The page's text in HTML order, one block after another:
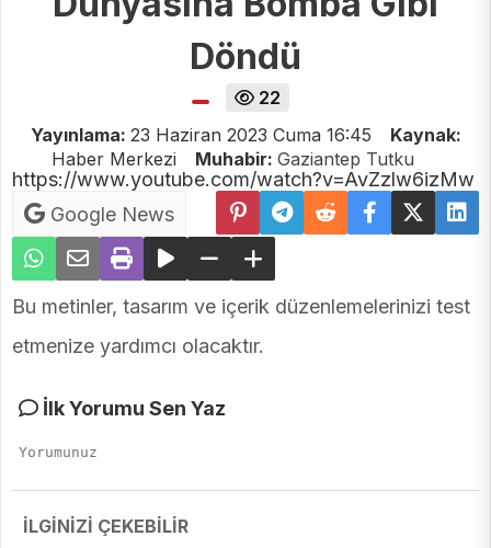
Döndü
22
Yayınlama: 23 Haziran 2023 Cuma 16:45
Kaynak:
Haber Merkezi
Muhabir: Gaziantep Tutku
https://www.youtube.com/watch?v=AvZzlw6izMw
Google News
Bu metinler, tasarım ve içerik düzenlemelerinizi test
etmenize yardımcı olacaktır.
İlk Yorumu Sen Yaz
İLGİNİZİ ÇEKEBİLİR